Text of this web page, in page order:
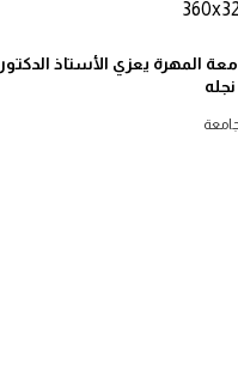
المهرة يعزي الأستاذ